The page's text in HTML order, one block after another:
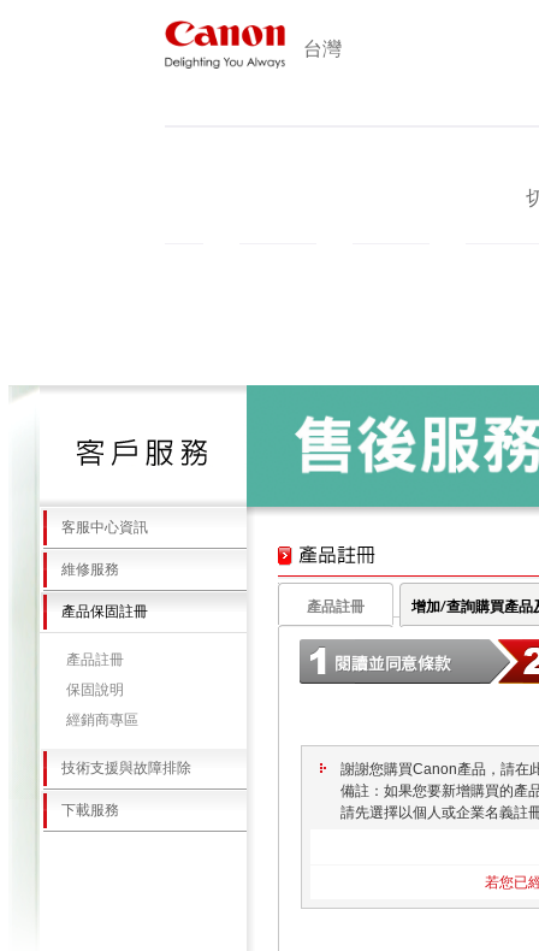
台灣
客服中心資訊
維修服務
產品保固註冊
產品註冊
保固說明
經銷商專區
技術支援與故障排除
下載服務
產品註冊 增加/查詢購買產品
謝謝您購買Canon產品，請在
備註：如果您要新增購買的產
請先選擇以個人或企業名義註
若您已